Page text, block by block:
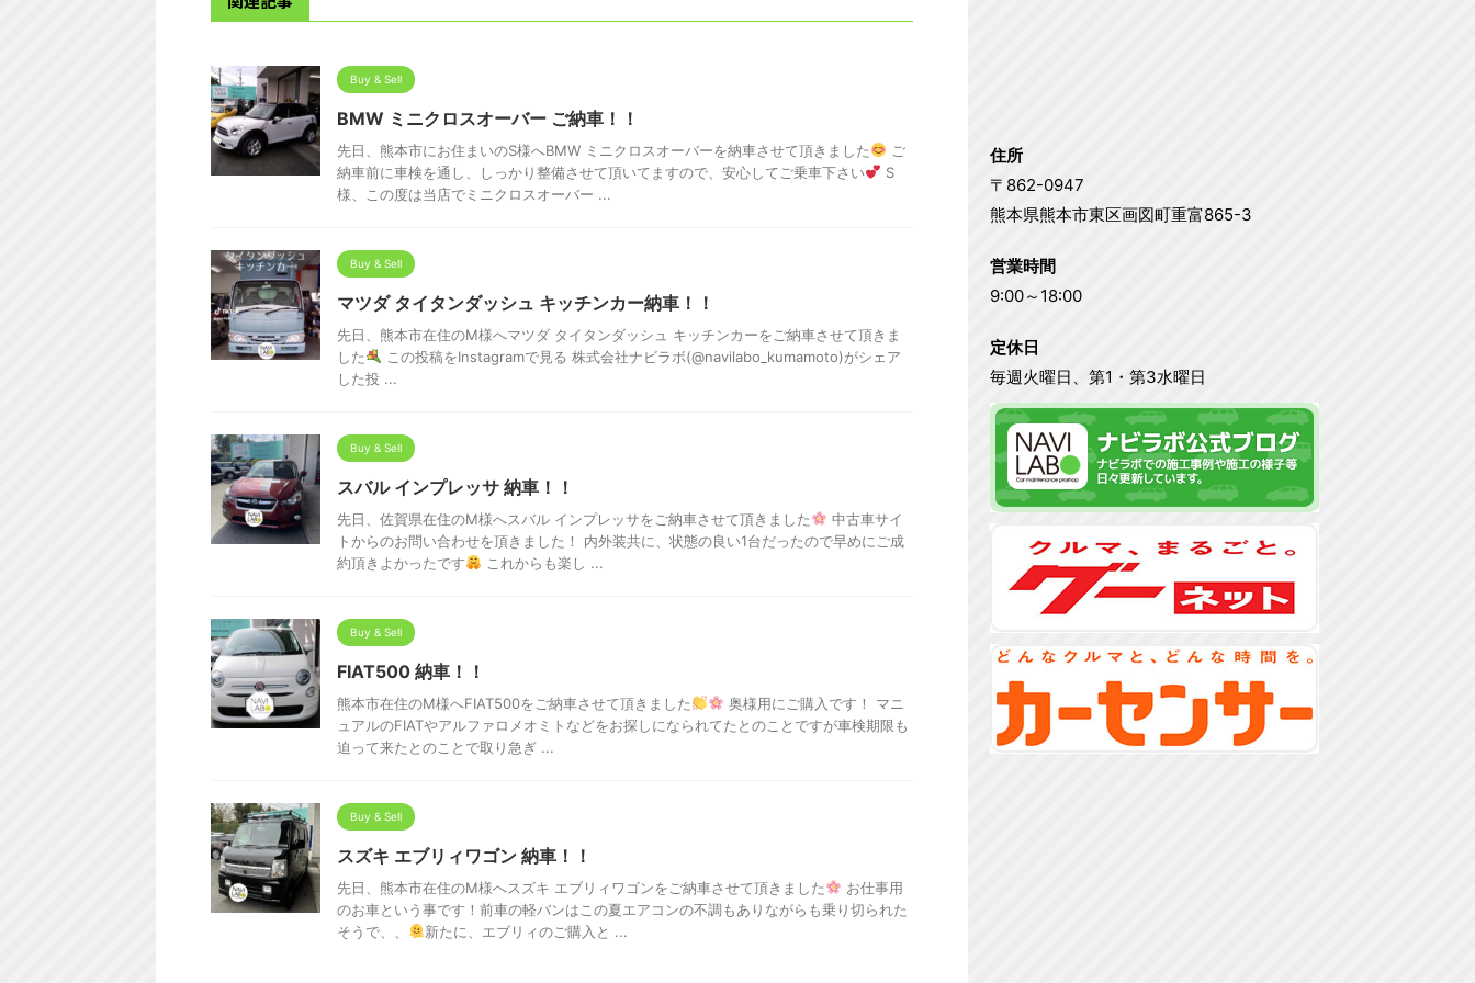
Buy & Sell
BMW ミニクロスオーバー ご納車！！
先日、熊本市にお住まいのS様へBMW ミニクロスオーバーを納車させて頂きました
ご
納車前に車検を通し、しっかり整備させて頂いてますので、安心してご乗車下さい
S
様、この度は当店でミニクロスオーバー ...
Buy & Sell
マツダ タイタンダッシュ キッチンカー納車！！
先日、熊本市在住のM様へマツダ タイタンダッシュ キッチンカーをご納車させて頂きま
した
この投稿をInstagramで見る 株式会社ナビラボ(@navilabo_kumamoto)がシェア
した投 ...
Buy & Sell
スバル インプレッサ 納車！！
先日、佐賀県在住のM様へスバル インプレッサをご納車させて頂きました
中古車サイ
トからのお問い合わせを頂きました！ 内外装共に、状態の良い1台だったので早めにご成
約頂きよかったです
これからも楽し ...
Buy & Sell
FIAT500 納車！！
熊本市在住のM様へFIAT500をご納車させて頂きました
奥様用にご購入です！ マニ
ュアルのFIATやアルファロメオミトなどをお探しになられてたとのことですが車検期限も
迫って来たとのことで取り急ぎ ...
Buy & Sell
スズキ エブリィワゴン 納車！！
先日、熊本市在住のM様へスズキ エブリィワゴンをご納車させて頂きました
お仕事用
のお車という事です！前車の軽バンはこの夏エアコンの不調もありながらも乗り切られた
そうで、、
新たに、エブリィのご購入と ...
住所
〒862-0947
熊本県熊本市東区画図町重富865-3
営業時間
9:00～18:00
定休日
毎週火曜日、第1・第3水曜日